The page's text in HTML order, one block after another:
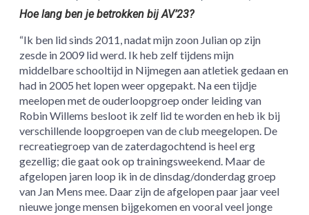
Hoe lang ben je betrokken bij AV’23?
“Ik ben lid sinds 2011, nadat mijn zoon Julian op zijn
zesde in 2009 lid werd. Ik heb zelf tijdens mijn
middelbare schooltijd in Nijmegen aan atletiek gedaan en
had in 2005 het lopen weer opgepakt. Na een tijdje
meelopen met de ouderloopgroep onder leiding van
Robin Willems besloot ik zelf lid te worden en heb ik bij
verschillende loopgroepen van de club meegelopen. De
recreatiegroep van de zaterdagochtend is heel erg
gezellig; die gaat ook op trainingsweekend. Maar de
afgelopen jaren loop ik in de dinsdag/donderdag groep
van Jan Mens mee. Daar zijn de afgelopen paar jaar veel
nieuwe jonge mensen bijgekomen en vooral veel jonge